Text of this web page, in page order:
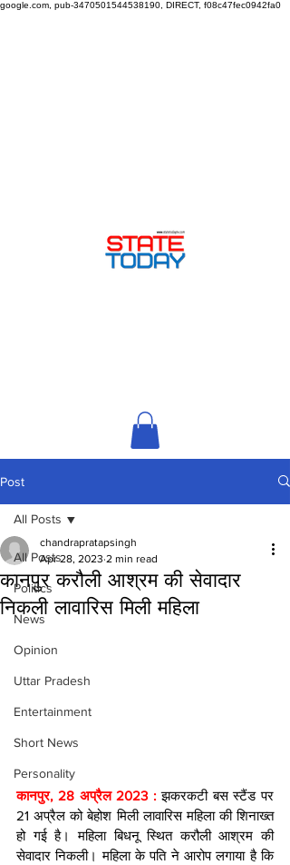
google.com, pub-3470501544538190, DIRECT, f08c47fec0942fa0
Post
All Posts
Politics
News
Opinion
Uttar Pradesh
Entertainment
Short News
Personality
All Posts
कानपुर करौली आश्रम की सेवादार
निकली लावारिस मिली महिला
chandrapratapsingh
Apr 28, 2023 2 min read
कानपुर, 28 अप्रैल 2023 : झकरकटी बस स्टैंड पर
21 अप्रैल को बेहोश मिली लावारिस महिला की शिनाख्त
हो गई है। महिला बिधनू स्थित करौली आश्रम की
सेवादार निकली। महिला के पति ने आरोप लगाया है कि